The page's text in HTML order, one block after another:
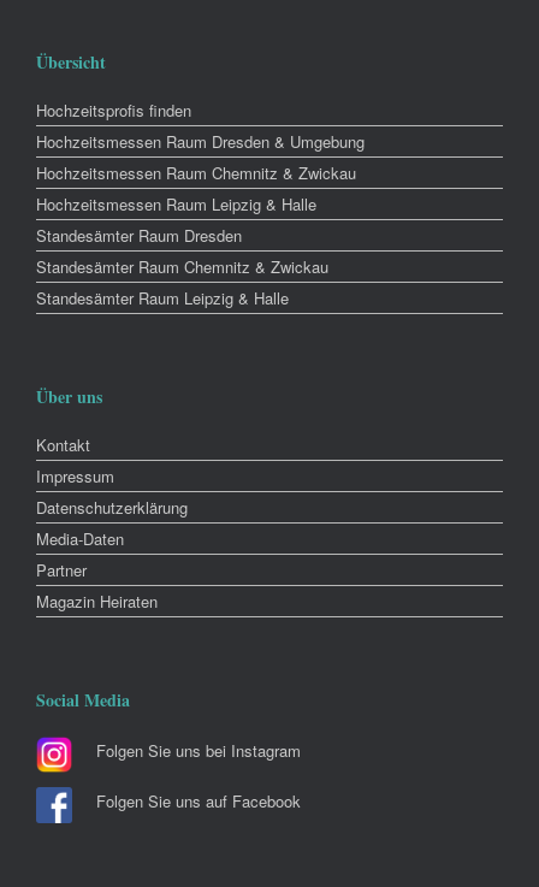
Übersicht
Hochzeitsprofis finden
Hochzeitsmessen Raum Dresden & Umgebung
Hochzeitsmessen Raum Chemnitz & Zwickau
Hochzeitsmessen Raum Leipzig & Halle
Standesämter Raum Dresden
Standesämter Raum Chemnitz & Zwickau
Standesämter Raum Leipzig & Halle
Über uns
Kontakt
Impressum
Datenschutzerklärung
Media-Daten
Partner
Magazin Heiraten
Social Media
Folgen Sie uns bei Instagram
Folgen Sie uns auf Facebook